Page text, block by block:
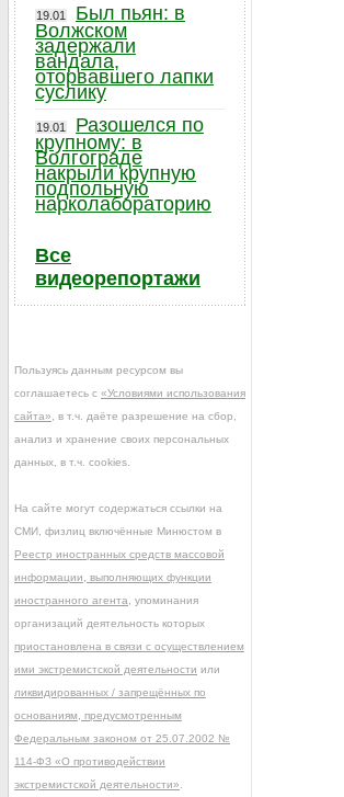
19.01
Был пьян: в
Волжском
задержали
вандала,
оторвавшего лапки
суслику
19.01
Разошелся по
крупному: в
Волгограде
накрыли крупную
подпольную
нарколабораторию
Все
видеорепортажи
Пользуясь данным ресурсом вы
соглашаетесь с «Условиями использования
сайта» , в т.ч. даёте разрешение на сбор,
анализ и хранение своих персональных
данных, в т.ч. cookies.
На сайте могут содержаться ссылки на
СМИ, физлиц включённые Минюстом в
Реестр иностранных средств массовой
информации, выполняющих функции
иностранного агента , упоминания
организаций деятельность которых
приостановлена в связи с осуществлением
ими экстремистской деятельности или
ликвидированных / запрещённых по
основаниям, предусмотренным
Федеральным законом от 25.07.2002 №
114-ФЗ «О противодействии
экстремистской деятельности»